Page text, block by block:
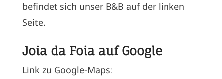
befindet sich unser B&B auf der linken
Seite.
Joia da Foia auf Google
Link zu Google-Maps: